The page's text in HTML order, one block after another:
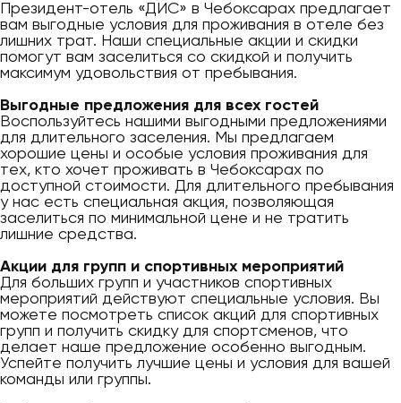
Президент-отель «ДИС» в Чебоксарах предлагает
вам выгодные условия для проживания в отеле без
лишних трат. Наши специальные акции и скидки
помогут вам заселиться со скидкой и получить
максимум удовольствия от пребывания.
Выгодные предложения для всех гостей
Воспользуйтесь нашими выгодными предложениями
для длительного заселения. Мы предлагаем
хорошие цены и особые условия проживания для
тех, кто хочет проживать в Чебоксарах по
доступной стоимости. Для длительного пребывания
у нас есть специальная акция, позволяющая
заселиться по минимальной цене и не тратить
лишние средства.
Акции для групп и спортивных мероприятий
Для больших групп и участников спортивных
мероприятий действуют специальные условия. Вы
можете посмотреть список акций для спортивных
групп и получить скидку для спортсменов, что
делает наше предложение особенно выгодным.
Успейте получить лучшие цены и условия для вашей
команды или группы.